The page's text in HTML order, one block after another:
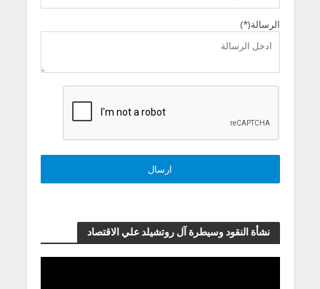
الرسالة(*)
نشأة النقود وسيطرة آل روتشيلد علي الاقتصاد